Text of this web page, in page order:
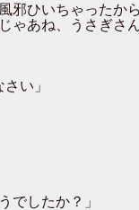
ひいちゃったか
あね、うさぎさ
い」
でしたか？」